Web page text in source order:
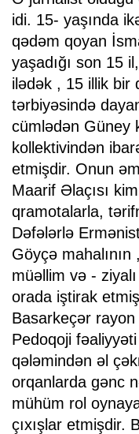
idi. 15- yaşında
qədəm qoyan
yaşadığı son 15
ilədək , 15 illik bir
tərbiyəsində
cümlədən Güney
kollektivindən
etmişdir. Onun
Maarif Əlaçısı
qramotalarla,
Dəfələrlə
Göyçə
müəllim və -
orada iştirak
Basarkeçər
Pedoqoji
qələmindən əl
orqanlarda gənc
mühüm rol
çıxışlar etmişdir.